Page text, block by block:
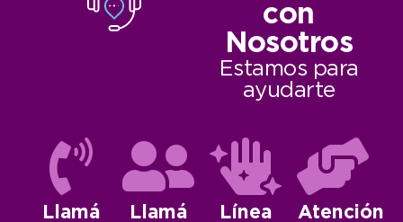
con
Nosotros
Estamos para
ayudarte
Llamá
Llamá
Línea
Atención